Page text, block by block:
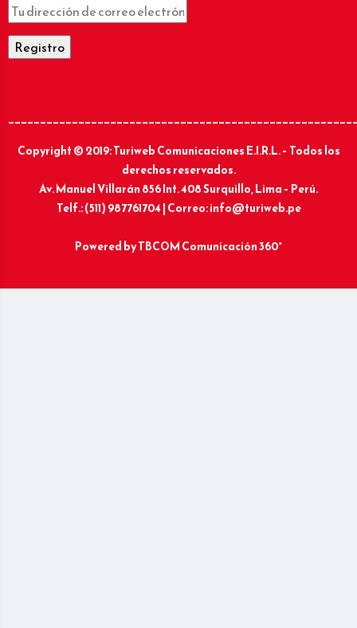
Copyright © 2019: Turiweb Comunicaciones E.I.R.L. – Todos los
derechos reservados.
Av. Manuel Villarán 856 Int. 408 Surquillo, Lima – Perú.
Telf.: (511) 987761704 | Correo: info@turiweb.pe
Powered byTBCOM Comunicación 360°